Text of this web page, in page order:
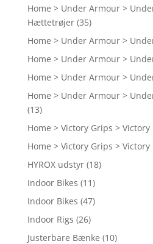
Home > Under Armour >
Hættetrøjer (35)
Home > Under Armour >
Home > Under Armour >
Home > Under Armour >
Home > Under Armour >
(13)
Home > Victory Grips >
Home > Victory Grips >
HYROX udstyr (18)
Indoor Bikes (11)
Indoor Bikes (47)
Indoor Rigs (26)
Justerbare Bænke (10)